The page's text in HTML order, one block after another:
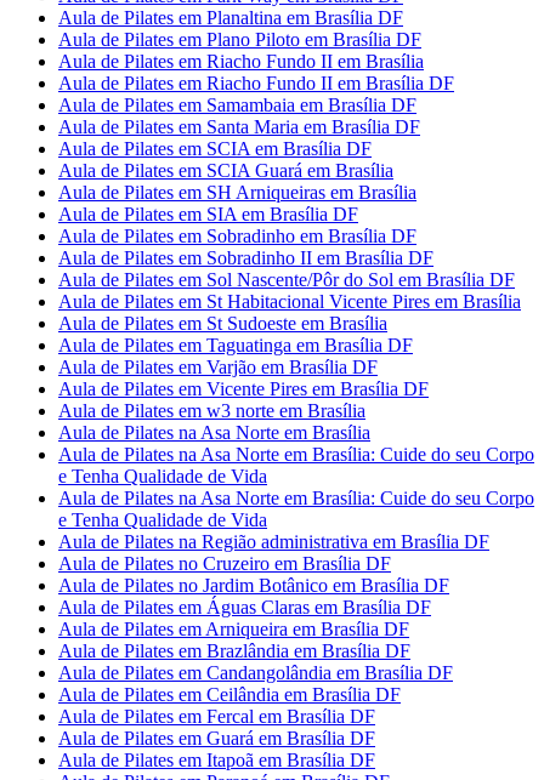
Aula de Pilates em Planaltina em Brasília DF
Aula de Pilates em Plano Piloto em Brasília DF
Aula de Pilates em Riacho Fundo II em Brasília
Aula de Pilates em Riacho Fundo II em Brasília DF
Aula de Pilates em Samambaia em Brasília DF
Aula de Pilates em Santa Maria em Brasília DF
Aula de Pilates em SCIA em Brasília DF
Aula de Pilates em SCIA Guará em Brasília
Aula de Pilates em SH Arniqueiras em Brasília
Aula de Pilates em SIA em Brasília DF
Aula de Pilates em Sobradinho em Brasília DF
Aula de Pilates em Sobradinho II em Brasília DF
Aula de Pilates em Sol Nascente/Pôr do Sol em Brasília DF
Aula de Pilates em St Habitacional Vicente Pires em Brasília
Aula de Pilates em St Sudoeste em Brasília
Aula de Pilates em Taguatinga em Brasília DF
Aula de Pilates em Varjão em Brasília DF
Aula de Pilates em Vicente Pires em Brasília DF
Aula de Pilates em w3 norte em Brasília
Aula de Pilates na Asa Norte em Brasília
Aula de Pilates na Asa Norte em Brasília: Cuide do seu Corpo
e Tenha Qualidade de Vida
Aula de Pilates na Asa Norte em Brasília: Cuide do seu Corpo
e Tenha Qualidade de Vida
Aula de Pilates na Região administrativa em Brasília DF
Aula de Pilates no Cruzeiro em Brasília DF
Aula de Pilates no Jardim Botânico em Brasília DF
Aula de Pilates em Águas Claras em Brasília DF
Aula de Pilates em Arniqueira em Brasília DF
Aula de Pilates em Brazlândia em Brasília DF
Aula de Pilates em Candangolândia em Brasília DF
Aula de Pilates em Ceilândia em Brasília DF
Aula de Pilates em Fercal em Brasília DF
Aula de Pilates em Guará em Brasília DF
Aula de Pilates em Itapoã em Brasília DF